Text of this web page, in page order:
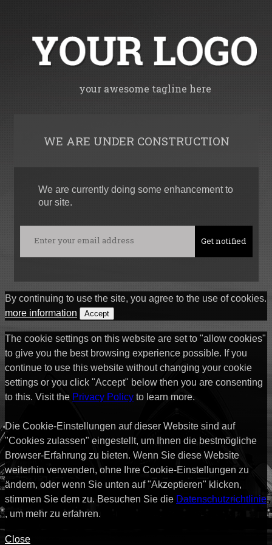
your awesome tagline here
WE ARE UNDER CONSTRUCTION
We are currently doing some enhancement to
our site.
By continuing to use the site, you agree to the use of cookies.
more information
Accept
The cookie settings on this website are set to "allow cookies"
to give you the best browsing experience possible. If you
continue to use this website without changing your cookie
settings or you click "Accept" below then you are consenting
to this. Visit the Privacy Policy to learn more.
Die Cookie-Einstellungen auf dieser Website sind auf
"Cookies zulassen" eingestellt, um Ihnen die bestmögliche
Browser-Erfahrung zu bieten. Wenn Sie diese Website
weiterhin verwenden, ohne Ihre Cookie-Einstellungen zu
ändern, oder wenn Sie unten auf "Akzeptieren" klicken,
stimmen Sie dem zu. Besuchen Sie die Datenschutzrichtlinie
, um mehr zu erfahren.
Close